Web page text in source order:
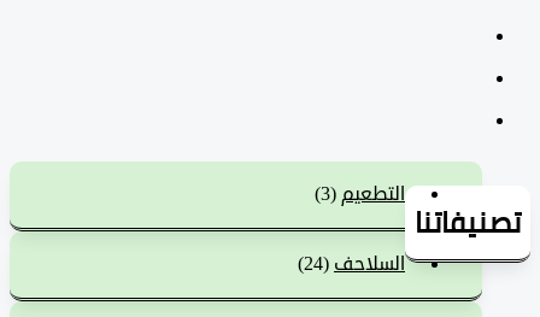
التطعيم(3)
السلاحف(24)